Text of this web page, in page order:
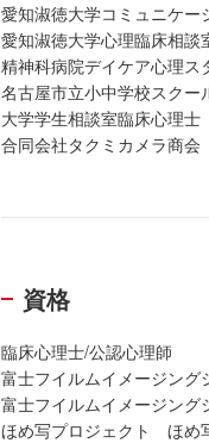
愛知淑徳大学コミュニケー
愛知淑徳大学心理臨床相談
精神科病院デイケア心理
名古屋市立小中学校スク
大学学生相談室臨床心理士
合同会社タクミカメラ商会
資格
臨床心理士/公認心理師
富士フイルムイメージン
富士フイルムイメージン
ほめ写プロジェクト ほめ